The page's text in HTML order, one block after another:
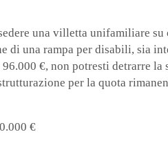
una villetta unifamiliare
di una rampa per disabili, sia
€, non potresti detrarre
per la quota
€